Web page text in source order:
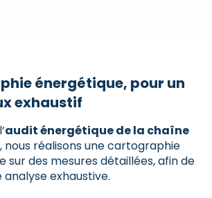
énergétique, pour un
exhaustif
audit énergétique de la chaîne
, nous réalisons une cartographie
sur des mesures détaillées, afin de
exhaustive.